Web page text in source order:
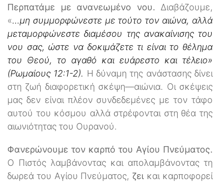
Περπατάμε με ανανεωμένο νου. Διαβάζουμε,
«…μη συμμορφώνεστε με τούτο τον αιώνα, αλλά
μεταμορφώνεστε διαμέσου της ανακαίνισης του
νου σας, ώστε να δοκιμάζετε τι είναι το θέλημα
του Θεού, το αγαθό και ευάρεστο και τέλειο»
(Ρωμαίους 12:1-2). Η δύναμη της ανάστασης δίνει
στη ζωή διαφορετική σκέψη—αιώνια. Οι σκέψεις
μας δεν είναι πλέον συνδεδεμένες με τον τάφο
αυτού του κόσμου αλλά στρέφονται στη θέα της
αιωνιότητας του Ουρανού.
Φανερώνουμε τον καρπό του Αγίου Πνεύματος.
Ο Πιστός λαμβάνοντας και απολαμβάνοντας τη
δωρεά του Αγίου Πνεύματος, ζει και καρποφορεί